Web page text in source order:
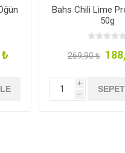
Bahs Chili Lime
50g
269,90 ₺
i
h